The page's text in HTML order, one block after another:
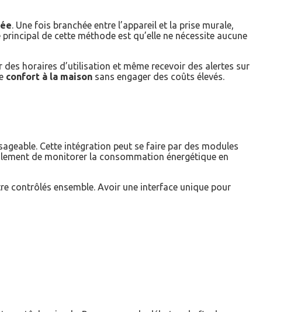
. Une fois branchée entre l’appareil et la prise murale,
de cette méthode est qu’elle ne nécessite aucune
des horaires d’utilisation et même recevoir des alertes sur
confort à la maison sans engager des coûts élevés.
Cette intégration peut se faire par des modules
de monitorer la consommation énergétique en
contrôlés ensemble. Avoir une interface unique pour